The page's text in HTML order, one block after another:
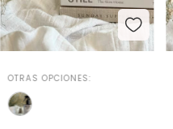
OTRAS OPCIONES: